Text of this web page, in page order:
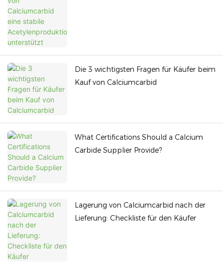
Die 3 wichtigsten Fragen für Käufer beim
Kauf von Calciumcarbid
What Certifications Should a Calcium
Carbide Supplier Provide?
Lagerung von Calciumcarbid nach der
Lieferung: Checkliste für den Käufer